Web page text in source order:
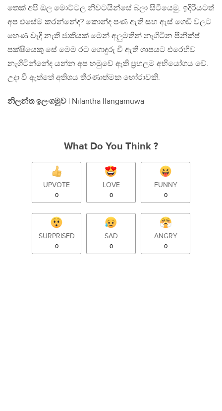
තෙක් අපි ඔල මොට්ටල නිවටයින්සේ බලා සිටියෙමු. ඉදිරියටත්
අප එසේම කරන්නේද? කොන්ද පණ ඇති සහ ඇස් ගෙඩි වලට
හෙණ වැදී නැති ජාතියක් මෙන් අලුමතින් නැගිටින පීනික්ෂ්
පක්ෂියෙකු සේ මෙම රට ගොදුරු වී ඇති ශාපයට එරෙහිව
නැගිටින්නේද යන්න අප හමුවේ ඇති ප්‍රභලම අභියෝගය වේ.
උදා වී ඇත්තේ අතිශය තීරණාත්මක හෝරාවකි.
නිලන්ත ඉලංගමුව | Nilantha Ilangamuwa
What Do You Think ?
UPVOTE
0
LOVE
0
FUNNY
0
SURPRISED
0
SAD
0
ANGRY
0